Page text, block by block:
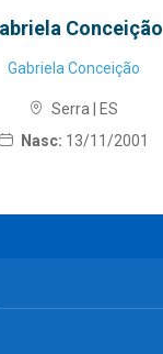
Conceição
Gabriela Conceição
Serra | ES
Nasc: 13/11/2001